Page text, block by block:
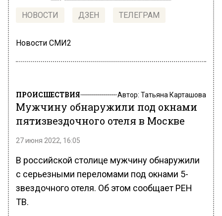
НОВОСТИ ДЗЕН ТЕЛЕГРАМ
Новости СМИ2
ПРОИСШЕСТВИЯ Автор: Татьяна Карташова
Мужчину обнаружили под окнами
пятизвездочного отеля в Москве
27 июня 2022, 16:05
В российской столице мужчину обнаружили
с серьезными переломами под окнами 5-
звездочного отеля. Об этом сообщает РЕН
ТВ.